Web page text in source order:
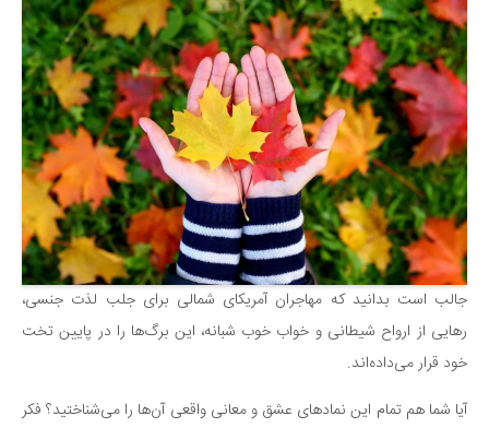
جالب است بدانید که مهاجران آمریکای شمالی برای جلب لذت جنسی،
رهایی از ارواح شیطانی و خواب خوب شبانه، این برگ‌ها را در پایین تخت
خود قرار می‌داده‌اند.
آیا شما هم تمام این نمادهای عشق و معانی واقعی آن‌ها را می‌شناختید؟ فکر